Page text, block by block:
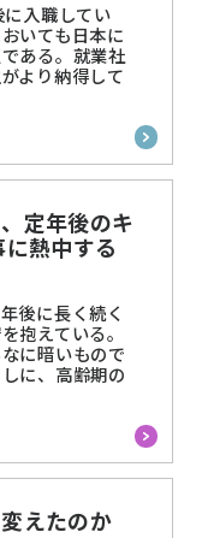
入職してい
いても日本に
ある。就業社
より納得して
定年後のキ
熱中する
後に長く続く
抱えている。
に暗いもので
に、高齢期の
えたのか